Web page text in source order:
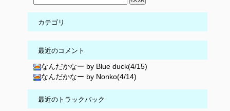
カテゴリ
最近のコメント
なんだかなー by Blue duck(4/15)
なんだかなー by Nonko(4/14)
最近のトラックバック